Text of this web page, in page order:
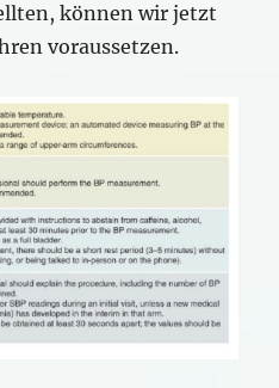
können wir jetzt
voraussetzen.